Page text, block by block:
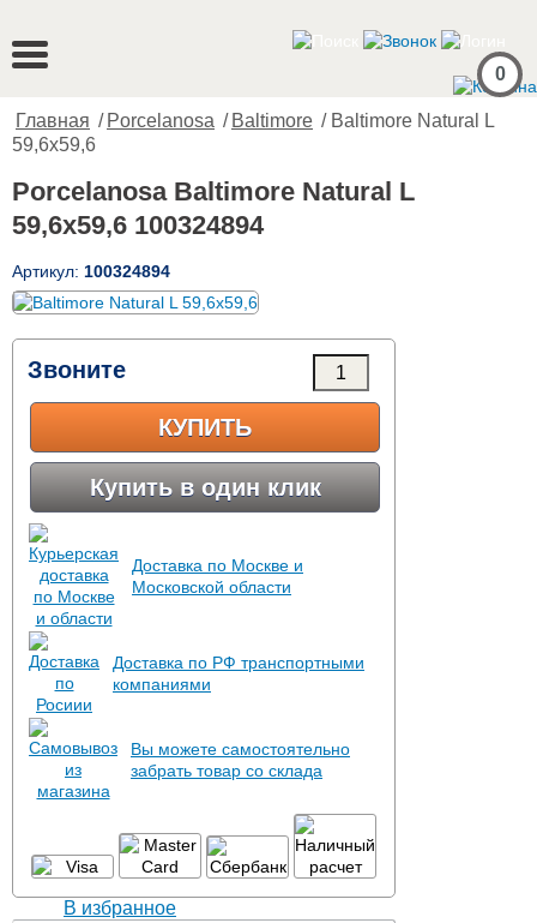
0
Главная / Porcelanosa / Baltimore / Baltimore Natural L
59,6x59,6
Porcelanosa Baltimore Natural L
59,6x59,6 100324894
Артикул: 100324894
Звоните
КУПИТЬ
Купить в один клик
Доставка по Москве и
Московской области
Доставка по РФ транспортными
компаниями
Вы можете самостоятельно
забрать товар со склада
В избранное